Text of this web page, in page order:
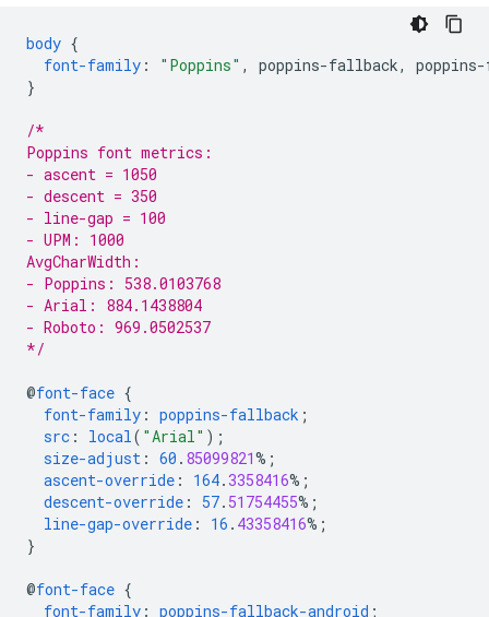
body {
font-family : "Poppins" , poppins-fallback,
}
/*
Poppins font metrics:
- ascent = 1050
- descent = 350
- line-gap = 100
- UPM: 1000
AvgCharWidth:
- Poppins: 538.0103768
- Arial: 884.1438804
- Roboto: 969.0502537
*/
@font-face {
font-family : poppins-fallback ;
src : local( "Arial" );
size-adjust : 60 . 85099821%;
ascent-override : 164. 3358416%;
descent-override : 57. 51754455%;
line-gap-override : 16 . 43358416%;
}
@font-face {
font-family : poppins-fallback-android ;